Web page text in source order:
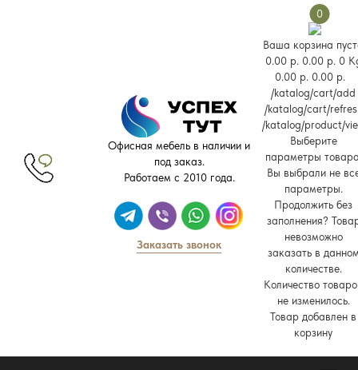
Офисная мебель в наличии и
под заказ.
Работаем с 2010 года.
Заказать звонок
0
Ваша корзина
0.00 р. 0.00 р. 0
0.00 р. 0.00 р.
/katalog/cart/add
/katalog/cart/
/katalog/product/
Выберите
параметры
Вы выбрали не
параметры.
Продолжить без
заполнения?
невозможно
заказать в
количестве.
Количество
не изменилось.
Товар добавлен в
корзину